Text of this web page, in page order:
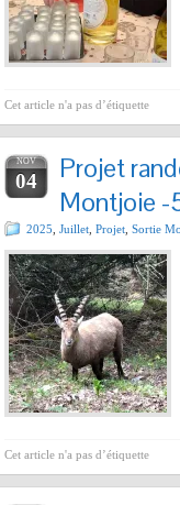
Cet article n'a pas d’étiquette
NOV
04
Projet
Montjoie
2025 Juillet Projet Sortie
Cet article n'a pas d’étiquette